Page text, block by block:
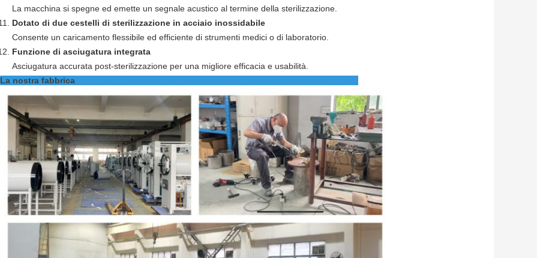
La macchina si spegne ed emette un segnale acustico al termine della sterilizzazione.
Dotato di due cestelli di sterilizzazione in acciaio inossidabile
Consente un caricamento flessibile ed efficiente di strumenti medici o di laboratorio.
Funzione di asciugatura integrata
Asciugatura accurata post-sterilizzazione per una migliore efficacia e usabilità.
La nostra fabbrica